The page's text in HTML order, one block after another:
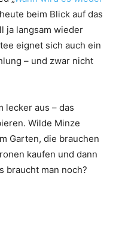
beim Blick auf das
ja langsam wieder
eignet sich auch ein
– und zwar nicht
lecker aus – das
Wilde Minze
Garten, die brauchen
kaufen und dann
braucht man noch?